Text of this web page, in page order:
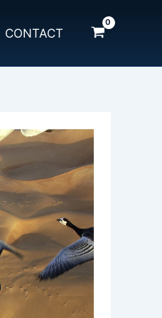
CONTACT